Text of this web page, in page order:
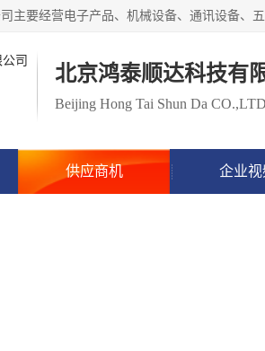
北京鸿泰顺达科技有
Beijing Hong Tai Shun Da
供应商机 企业视